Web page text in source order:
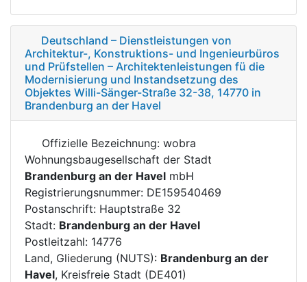
Deutschland – Dienstleistungen von
Architektur-, Konstruktions- und Ingenieurbüros
und Prüfstellen – Architektenleistungen fü die
Modernisierung und Instandsetzung des
Objektes Willi-Sänger-Straße 32-38, 14770 in
Brandenburg an der Havel
Offizielle Bezeichnung: wobra
Wohnungsbaugesellschaft der Stadt
Brandenburg an der Havel mbH
Registrierungsnummer: DE159540469
Postanschrift: Hauptstraße 32
Stadt: Brandenburg an der Havel
Postleitzahl: 14776
Land, Gliederung (NUTS): Brandenburg an der
Havel, Kreisfreie Stadt (DE401)